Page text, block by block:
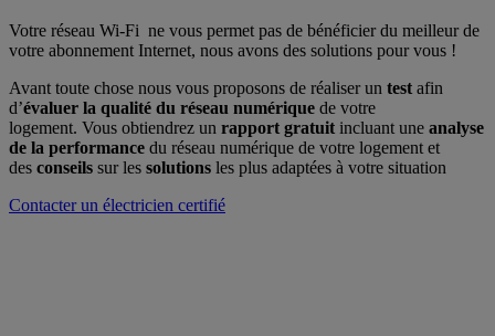
Votre réseau Wi-Fi ne vous permet pas de bénéficier du meilleur de
votre abonnement Internet, nous avons des solutions pour vous !
Avant toute chose nous vous proposons de réaliser un test afin
d’évaluer la qualité du réseau numérique de votre
logement. Vous obtiendrez un rapport gratuit incluant une analyse
de la performance du réseau numérique de votre logement et
des conseils sur les solutions les plus adaptées à votre situation
Contacter un électricien certifié